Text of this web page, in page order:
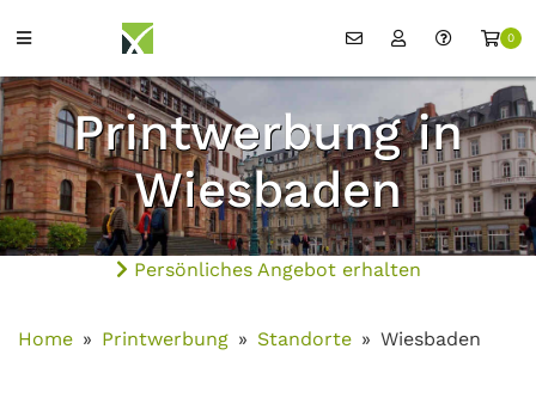
0
Printwerbung in
Wiesbaden
Persönliches Angebot erhalten
Home Printwerbung Standorte Wiesbaden